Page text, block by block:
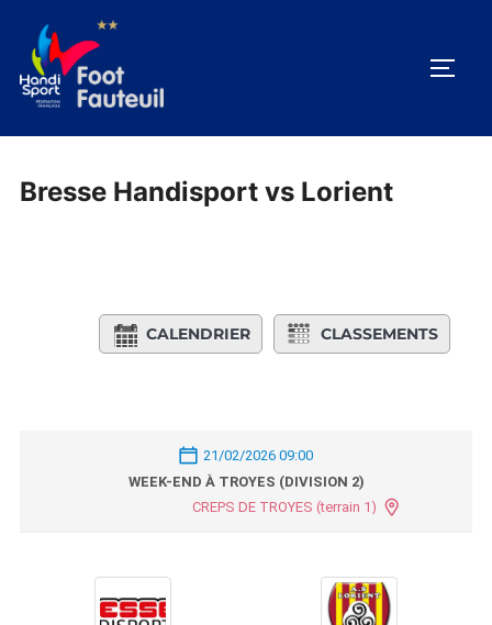
contenu
Bresse Handisport vs Lorient
CALENDRIER CLASSEMENTS
21/02/2026 09:00
WEEK-END À TROYES (DIVISION 2)
CREPS DE TROYES (terrain 1)